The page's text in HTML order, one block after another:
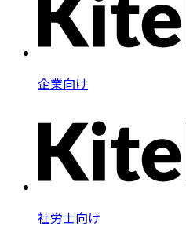
企業向け
社労士向け